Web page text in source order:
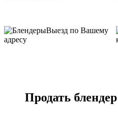
Выезд по Вашему
адресу
Продать